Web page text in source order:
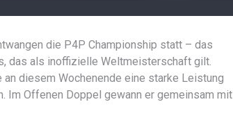
die P4P Championship statt – das
das als inoffizielle Weltmeisterschaft gilt.
diesem Wochenende eine starke Leistung
Im Offenen Doppel gewann er gemeinsam mit